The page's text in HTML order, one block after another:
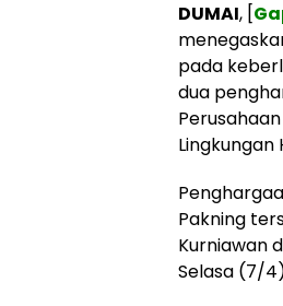
DUMAI, [
pada
dua
Lingkungan
Pakning
Kurniawan
Selasa (7/